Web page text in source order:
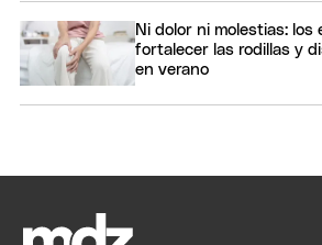
Ni dolor ni molestias: los
fortalecer las rodillas y
en verano